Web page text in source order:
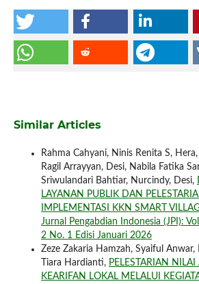
Similar Articles
Rahma Cahyani, Ninis Renita S,
Ragil Arrayyan, Desi, Nabila Fatika
Sriwulandari Bahtiar, Nurcindy, Desi,
LAYANAN PUBLIK DAN
IMPLEMENTASI KKN SMART
Jurnal Pengabdian Indonesia (JPI):
2 No. 1 Edisi Januari 2026
Zeze Zakaria Hamzah, Syaiful
Tiara Hardianti, PELESTARIAN
KEARIFAN LOKAL MELALUI